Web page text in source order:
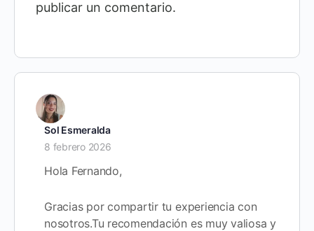
publicar un comentario.
Sol Esmeralda
8 febrero 2026
Hola Fernando,
Gracias por compartir tu experiencia con
nosotros.Tu recomendación es muy valiosa y